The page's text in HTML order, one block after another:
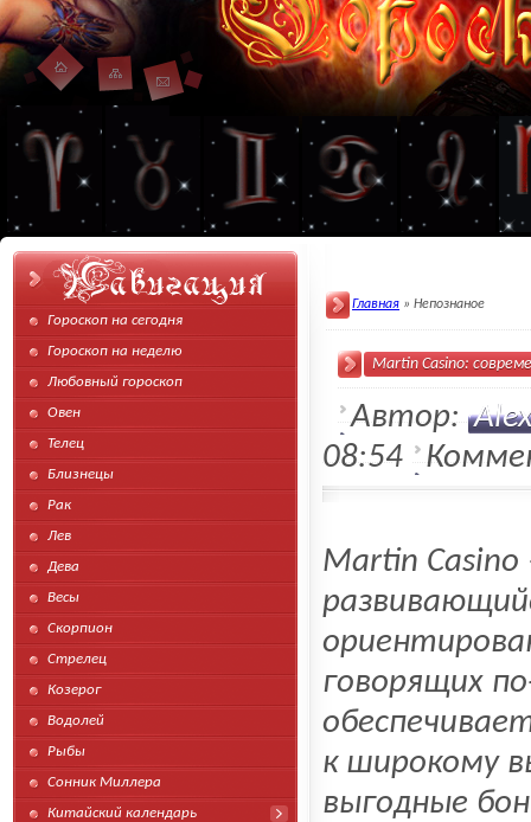
Гороскоп на сегодня
Гороскоп на неделю
Любовный гороскоп
Овен
Телец
Близнецы
Рак
Лев
Дева
Весы
Скорпион
Стрелец
Козерог
Водолей
Рыбы
Сонник Миллера
Китайский календарь
Главная » Непознаное
Martin Casino:
Автор:
08:54
Martin
говорящих
к широкому
выгодные